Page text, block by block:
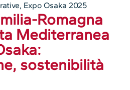
, Expo Osaka 2025
Romagna
Mediterranea
sostenibilità